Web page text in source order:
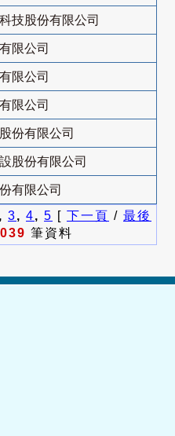
技股份有限公司
限公司
限公司
限公司
份有限公司
股份有限公司
有限公司
, 3, 4, 5 [ 下一頁 / 最後
筆資料